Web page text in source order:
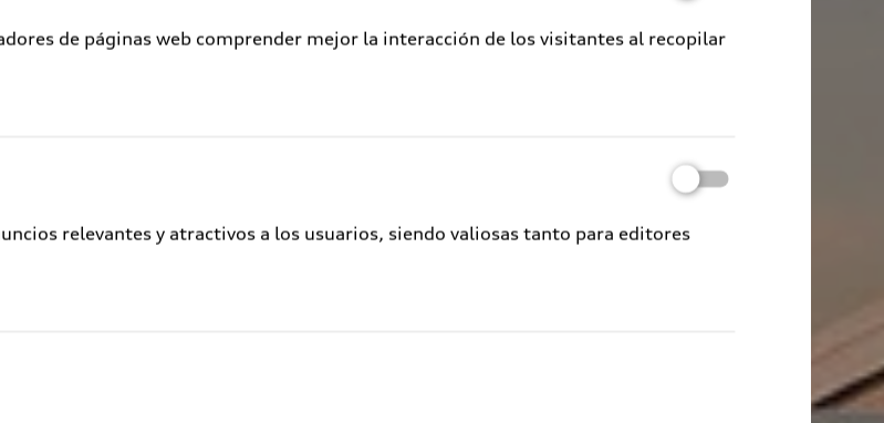
de páginas web comprender mejor la interacción de los visitantes al recopilar
relevantes y atractivos a los usuarios, siendo valiosas tanto para editores